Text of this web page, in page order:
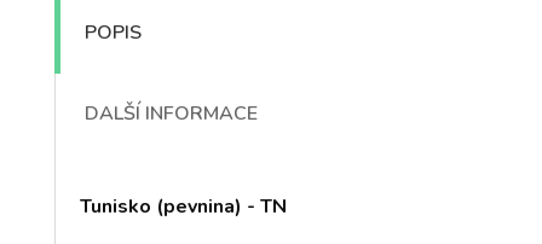
POPIS
DALŠÍ INFORMACE
Tunisko (pevnina) - TN